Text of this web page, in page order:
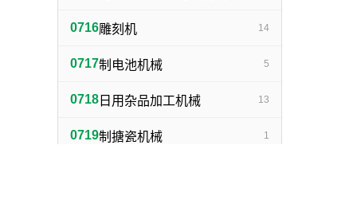
0716雕刻机 14
0717制电池机械 5
0718 日用杂品加工机械 13
0719制搪瓷机械 1